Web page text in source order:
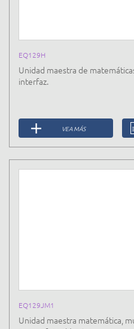
EQ129H
Unidad maestra de
interfaz.
VEA MÁS
EQ129JM1
Unidad maestra matemática,